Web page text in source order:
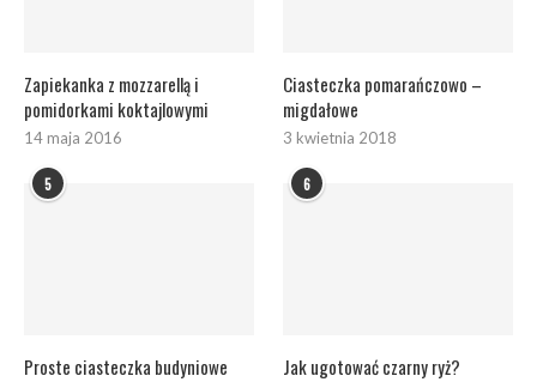
Zapiekanka z mozzarellą i
pomidorkami koktajlowymi
14 maja 2016
Ciasteczka pomarańczowo –
migdałowe
3 kwietnia 2018
5
Proste ciasteczka budyniowe
6
Jak ugotować czarny ryż?